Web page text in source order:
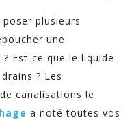
plusieurs
une
Est-ce que le liquide
? Les
canalisations le
a noté toutes vos